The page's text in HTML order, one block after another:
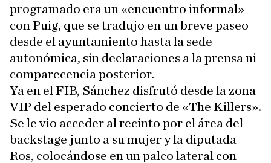
programado era un «encuentro informal»
con Puig, que se tradujo en un breve paseo
desde el ayuntamiento hasta la sede
autonómica, sin declaraciones a la prensa ni
comparecencia posterior.
Ya en el FIB, Sánchez disfrutó desde la zona
VIP del esperado concierto de «The Killers».
Se le vio acceder al recinto por el área del
backstage junto a su mujer y la diputada
Ros, colocándose en un palco lateral con